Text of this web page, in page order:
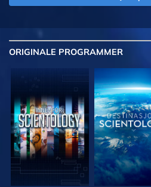
ORIGINALE PROGRAMMER